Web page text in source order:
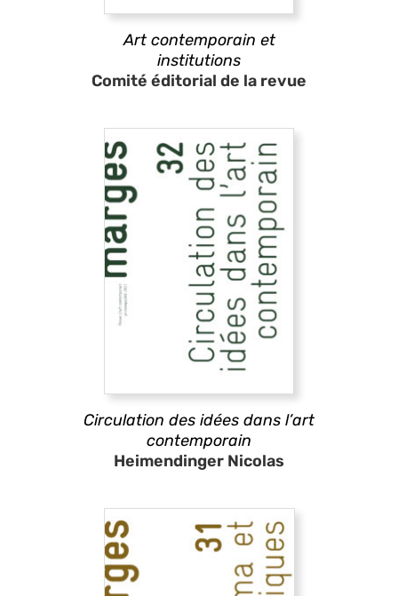
Art contemporain et
institutions
Comité éditorial de la revue
Circulation des idées dans l’art
contemporain
Heimendinger Nicolas